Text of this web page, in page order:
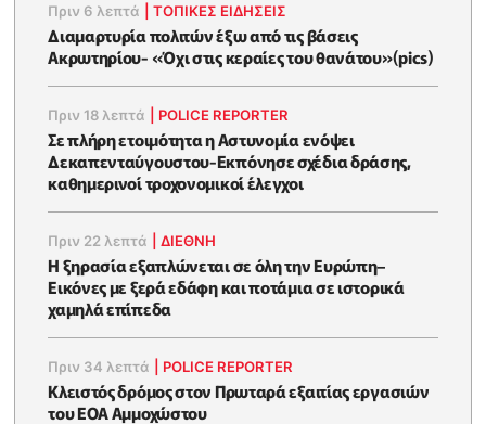
Πριν 6 λεπτά |ΤΟΠΙΚΕΣ ΕΙΔΗΣΕΙΣ
Διαμαρτυρία πολιτών έξω από τις βάσεις
Ακρωτηρίου- «Όχι στις κεραίες του θανάτου»(pics)
Πριν 18 λεπτά POLICE REPORTER
Σε πλήρη ετοιμότητα η Αστυνομία ενόψει
Δεκαπενταύγουστου-Εκπόνησε σχέδια δράσης,
καθημερινοί τροχονομικοί έλεγχοι
Πριν 22 λεπτά |ΔΙΕΘΝΗ
Η ξηρασία εξαπλώνεται σε όλη την Ευρώπη–
Εικόνες με ξερά εδάφη και ποτάμια σε ιστορικά
χαμηλά επίπεδα
Πριν 34 λεπτά POLICE REPORTER
Κλειστός δρόμος στον Πρωταρά εξαιτίας εργασιών
του ΕΟΑ Αμμοχώστου